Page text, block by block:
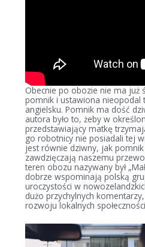
Obecnie po obozie nie ma już
pomnik i ustawiona nieopodal
angielsku. Pomnik ma dość
autora było to, żeby w
przedstawiający matkę
go robotnicy nie posiadali tej
jest równie dziwny, jak pomnik
zawdzięczają naszemu
teren obozu nazywany był
dobrze wspominają polską
uroczystości w
dużo przychylnych
rozwoju lokalnych